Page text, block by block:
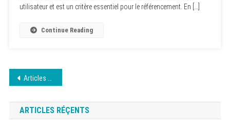
utilisateur et est un critère essentiel pour le référencement. En […]
Continue Reading
Navigation
des
articles
Articles plus anciens
ARTICLES RÉÇENTS